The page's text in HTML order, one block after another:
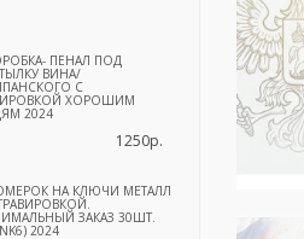
ПЕНАЛ ПОД
ВИНА/
С
ХОРОШИМ
2024
1250р.
НА КЛЮЧИ МЕТАЛЛ
ЗАКАЗ 30ШТ.
2024